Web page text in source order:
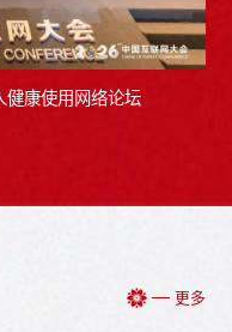
健康使用网络论坛
更多